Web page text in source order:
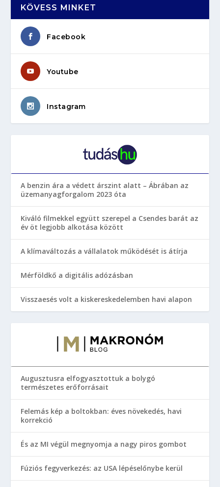
KÖVESS MINKET
Facebook
Youtube
Instagram
A benzin ára a védett árszint alatt – Ábrában az
üzemanyagforgalom 2023 óta
Kiváló filmekkel együtt szerepel a Csendes barát az
év öt legjobb alkotása között
A klímaváltozás a vállalatok működését is átírja
Mérföldkő a digitális adózásban
Visszaesés volt a kiskereskedelemben havi alapon
Augusztusra elfogyasztottuk a bolygó
természetes erőforrásait
Felemás kép a boltokban: éves növekedés, havi
korrekció
És az MI végül megnyomja a nagy piros gombot
Fúziós fegyverkezés: az USA lépéselőnybe kerül